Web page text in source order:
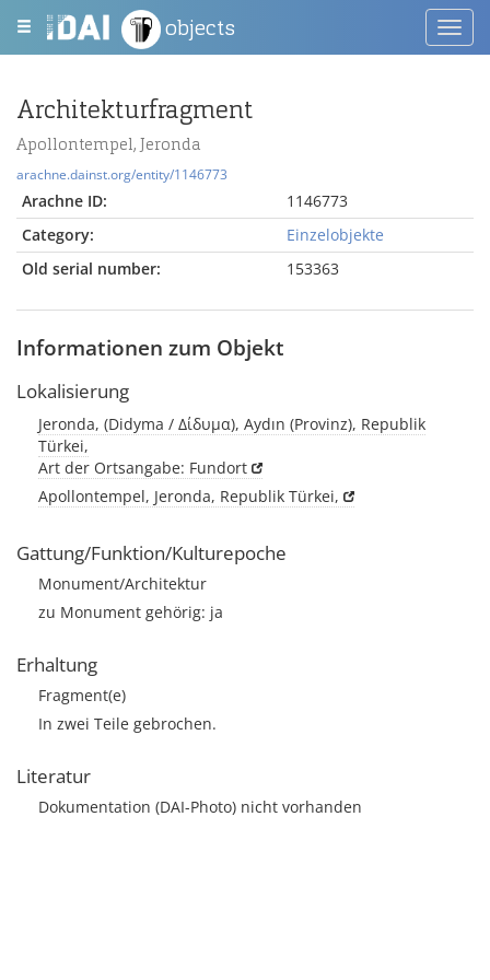
objects
Architekturfragment
Apollontempel, Jeronda
arachne.dainst.org/entity/1146773
Arachne ID:
1146773
Category:
Einzelobjekte
Old serial number:
153363
Informationen zum Objekt
Lokalisierung
Jeronda, (Didyma / Δίδυμα), Aydın (Provinz), Republik
Türkei,
Art der Ortsangabe: Fundort
Apollontempel, Jeronda, Republik Türkei,
Gattung/Funktion/Kulturepoche
Monument/Architektur
zu Monument gehörig: ja
Erhaltung
Fragment(e)
In zwei Teile gebrochen.
Literatur
Dokumentation (DAI-Photo) nicht vorhanden